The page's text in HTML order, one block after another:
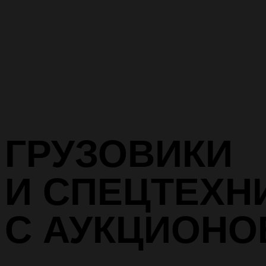
ГРУЗОВИКИ
И
С